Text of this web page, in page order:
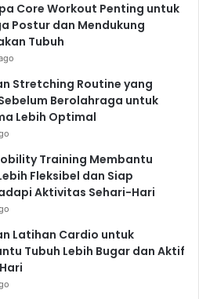
Core Workout Penting untuk
Postur dan Mendukung
Tubuh
Stretching Routine yang
Berolahraga untuk
Lebih Optimal
Training Membantu
Fleksibel dan Siap
Aktivitas Sehari-Hari
Latihan Cardio untuk
Tubuh Lebih Bugar dan Aktif